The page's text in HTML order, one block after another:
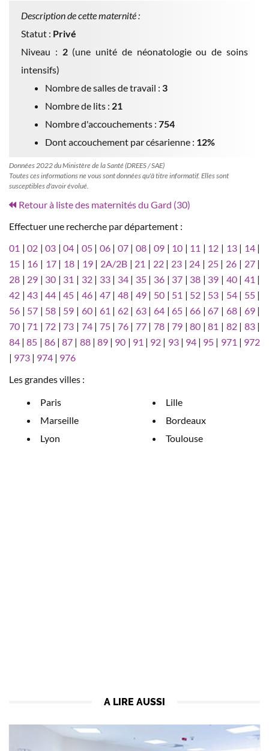
Description de cette maternité :
Statut : Privé
Niveau : 2(une unité de néonatologie ou de soins
intensifs)
Nombre de salles de travail : 3
Nombre de lits : 21
Nombre d'accouchements : 754
Dont accouchement par césarienne : 12%
Données 2022 du Ministère de la Santé (DREES / SAE)
Toutes ces informations ne vous sont données qu'à titre informatif. Elles sont
susceptibles d'avoir évolué.
Retour à liste des maternités du Gard (30)
Effectuer une recherche par département :
01 |02 |03 |04 | 05| 06| 07| 08| 09 | 10 | 11 | 12 | 13| 14|
15 | 16 | 17| 18 | 19| 2A/2B| 21 | 22| 23 | 24 | 25| 26 | 27|
28 | 29 | 30 | 31 | 32| 33| 34| 35| 36 | 37 | 38 | 39 | 40| 41 |
42 |43 |44 |45 | 46| 47| 48| 49| 50 | 51 | 52 | 53 | 54| 55|
56 | 57 | 58 | 59 | 60| 61 | 62| 63| 64 |65 |66 |67 | 68| 69|
70 |71 |72 |73 | 74| 75| 76| 77| 78 |79 |80 |81 | 82| 83|
84 |85 | 86|87 | 88| 89| 90 | 91 | 92 | 93| 94| 95 | 971 | 972
| 973 | 974 | 976
Les grandes villes :
Paris
Marseille
Lyon
Lille
Bordeaux
Toulouse
A LIRE AUSSI